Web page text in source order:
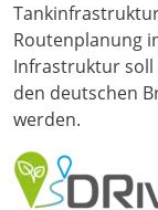
Routenplanung
Infrastruktur soll
den deutschen
werden.